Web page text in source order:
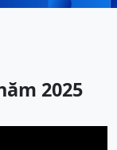
2025